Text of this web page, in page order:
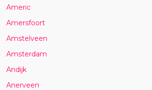
Americ
Amersfoort
Amstelveen
Amsterdam
Andijk
Anerveen